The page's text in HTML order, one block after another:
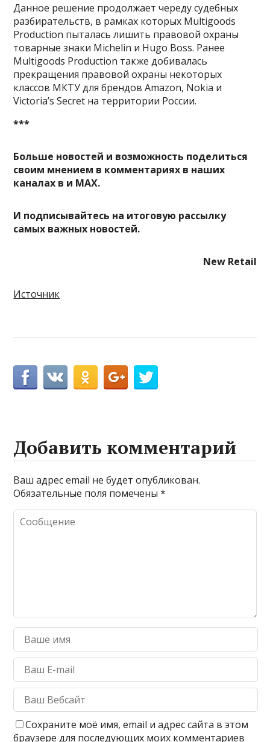
Данное решение продолжает череду судебных
разбирательств, в рамках которых Multigoods
Production пыталась лишить правовой охраны
товарные знаки Michelin и Hugo Boss. Ранее
Multigoods Production также добивалась
прекращения правовой охраны некоторых
классов МКТУ для брендов Amazon, Nokia и
Victoria’s Secret на территории России.
***
Больше новостей и возможность поделиться
своим мнением в комментариях в наших
каналах в и MAX.
И подписывайтесь на итоговую рассылку
самых важных новостей.
New Retail
Источник
Добавить комментарий
Ваш адрес email не будет опубликован.
Обязательные поля помечены*
Сохраните моё имя, email и адрес сайта в этом
браузере для последующих моих комментариев